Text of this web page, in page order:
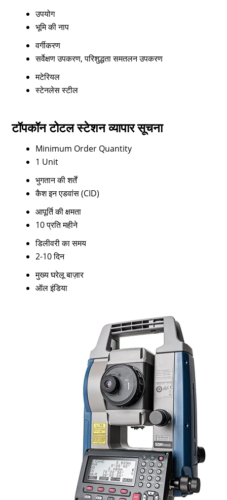
उपयोग
भूमि की नाप
वर्गीकरण
सर्वेक्षण उपकरण, परिशुद्धता समतलन उपकरण
मटेरियल
स्टेनलेस स्टील
टॉपकॉन टोटल स्टेशन व्यापार सूचना
Minimum Order Quantity
1 Unit
भुगतान की शर्तें
कैश इन एडवांस (CID)
आपूर्ति की क्षमता
10 प्रति महीने
डिलीवरी का समय
2-10 दिन
मुख्य घरेलू बाज़ार
ऑल इंडिया